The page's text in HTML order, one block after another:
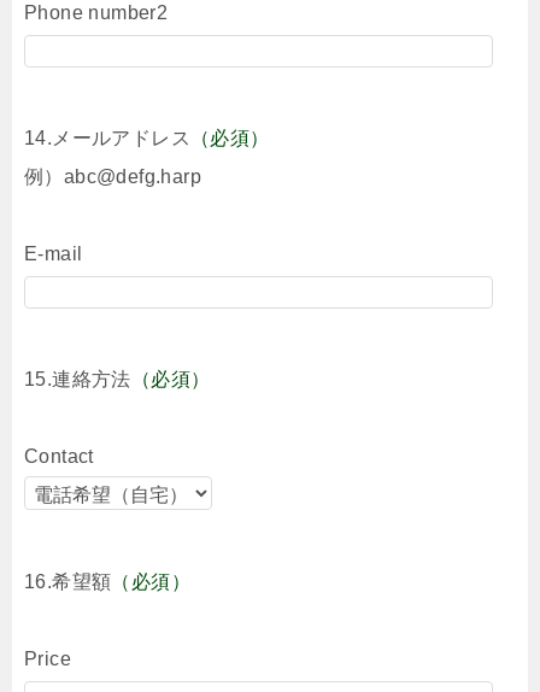
Phone number2
14.メールアドレス
（必須）
例）abc@defg.harp
E-mail
15.連絡方法 （必須）
Contact
16.希望額 （必須）
Price